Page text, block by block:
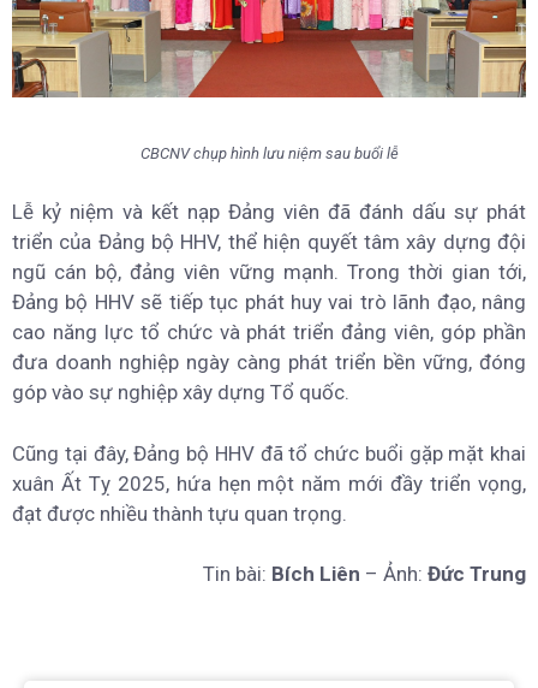
CBCNV chụp hình lưu niệm sau buổi lễ
Lễ kỷ niệm và kết nạp Đảng viên đã đánh dấu sự phát
triển của Đảng bộ HHV, thể hiện quyết tâm xây dựng đội
ngũ cán bộ, đảng viên vững mạnh. Trong thời gian tới,
Đảng bộ HHV sẽ tiếp tục phát huy vai trò lãnh đạo, nâng
cao năng lực tổ chức và phát triển đảng viên, góp phần
đưa doanh nghiệp ngày càng phát triển bền vững, đóng
góp vào sự nghiệp xây dựng Tổ quốc.
Cũng tại đây, Đảng bộ HHV đã tổ chức buổi gặp mặt khai
xuân Ất Tỵ 2025, hứa hẹn một năm mới đầy triển vọng,
đạt được nhiều thành tựu quan trọng.
Tin bài: Bích Liên – Ảnh: Đức Trung